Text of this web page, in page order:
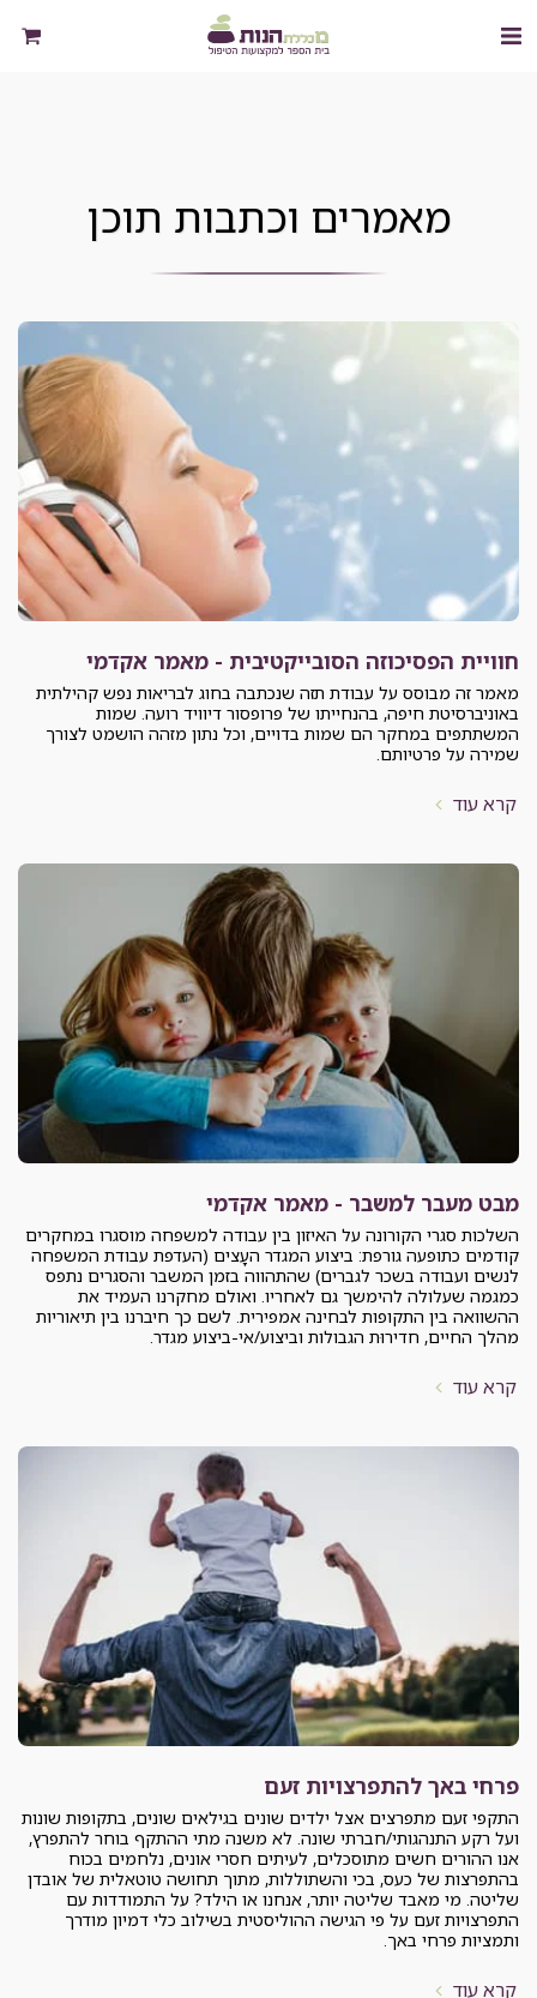
מאמרים וכתבות תוכן
חוויית הפסיכוזה הסובייקטיבית - מאמר אקדמי
מאמר זה מבוסס על עבודת תזה שנכתבה בחוג לבריאות נפש קהילתית
באוניברסיטת חיפה, בהנחייתו של פרופסור דיוויד רועה. שמות
המשתתפים במחקר הם שמות בדויים, וכל נתון מזהה הושמט לצורך
שמירה על פרטיותם.
קרא עוד
מבט מעבר למשבר - מאמר אקדמי
השלכות סגרי הקורונה על האיזון בין עבודה למשפחה מוסגרו במחקרים
קודמים כתופעה גורפת: ביצוע המגדר העָצים (העדפת עבודת המשפחה
לנשים ועבודה בשכר לגברים) שהתהווה בזמן המשבר והסגרים נתפס
כמגמה שעלולה להימשך גם לאחריו. ואולם מחקרנו העמיד את
ההשוואה בין התקופות לבחינה אמפירית. לשם כך חיברנו בין תיאוריות
מהלך החיים, חדירוּת הגבולות וביצוע/אי-ביצוע מגדר.
קרא עוד
פרחי באך להתפרצויות זעם
התקפי זעם מתפרצים אצל ילדים שונים בגילאים שונים, בתקופות שונות
ועל רקע התנהגותי/חברתי שונה. לא משנה מתי ההתקף בוחר להתפרץ,
אנו ההורים חשים מתוסכלים, לעיתים חסרי אונים, נלחמים בכוח
בהתפרצות של כעס, בכי והשתוללות, מתוך תחושה טוטאלית של אובדן
שליטה. מי מאבד שליטה יותר, אנחנו או הילד? על התמודדות עם
התפרצויות זעם על פי הגישה ההוליסטית בשילוב כלי דמיון מודרך
ותמציות פרחי באך.
קרא עוד